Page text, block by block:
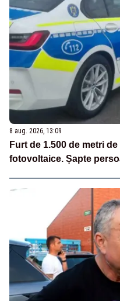
8 aug. 2026, 13:09
Furt de 1.500 de metri
fotovoltaice. Șapte